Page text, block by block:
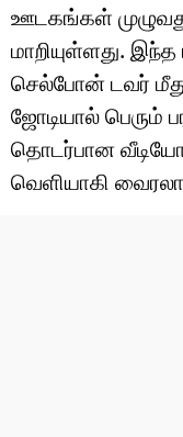
ஊடகங்கள்
மாறியுள்ளது.
செல்போன் டவர்
ஜோடியால் பெரும்
தொடர்பான
வெளியாகி